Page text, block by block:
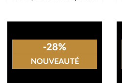
-28%
NOUVEAUTÉ